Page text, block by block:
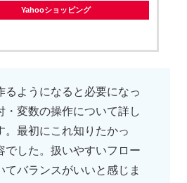
Yahooショッピング
るようになると必要になっ
・変数の操作について詳し
。最初にこれ知りたかっ
でした。扱いやすいフロー
てバランスがいいと感じま